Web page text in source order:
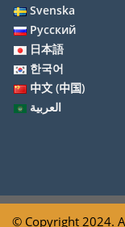
Svenska
Русский
日本語
한국어
中文 (中国)
العربية
© Copyright 2024.